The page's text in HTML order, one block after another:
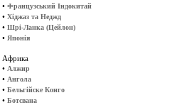
• Французський Індокитай
• Хіджаз та Неджд
• Шрі-Ланка (Цейлон)
• Японія
Африка
• Алжир
• Ангола
• Бельгійске Конго
• Ботсвана